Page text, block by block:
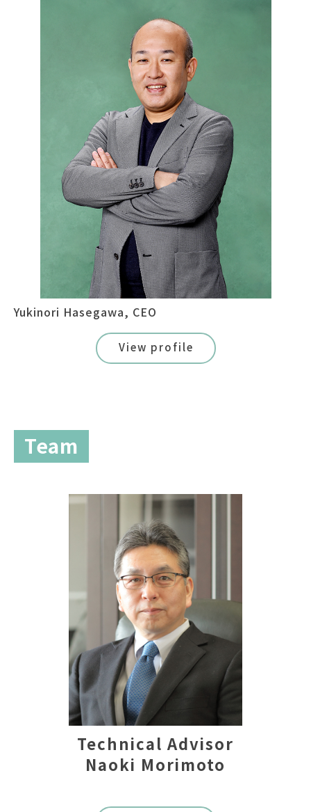
Yukinori Hasegawa, CEO
View profile
Team
Technical Advisor
Naoki Morimoto